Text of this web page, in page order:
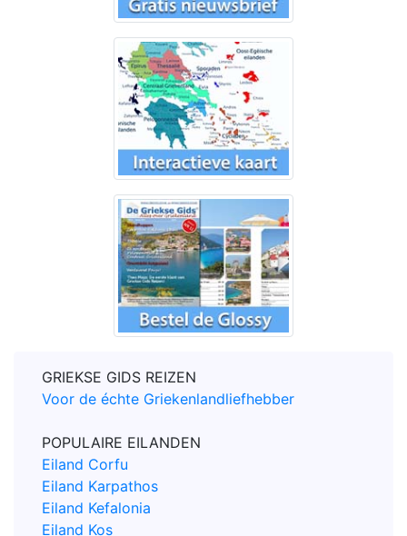
GRIEKSE GIDS REIZEN
Voor de échte Griekenlandliefhebber
POPULAIRE EILANDEN
Eiland Corfu
Eiland Karpathos
Eiland Kefalonia
Eiland Kos